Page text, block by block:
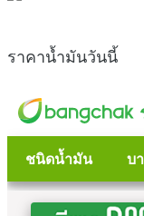
ราคาน้ำมันวันนี้